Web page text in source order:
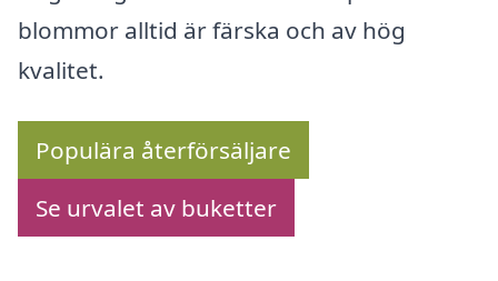
blommor alltid är färska och av hög
kvalitet.
Populära återförsäljare
Se urvalet av buketter